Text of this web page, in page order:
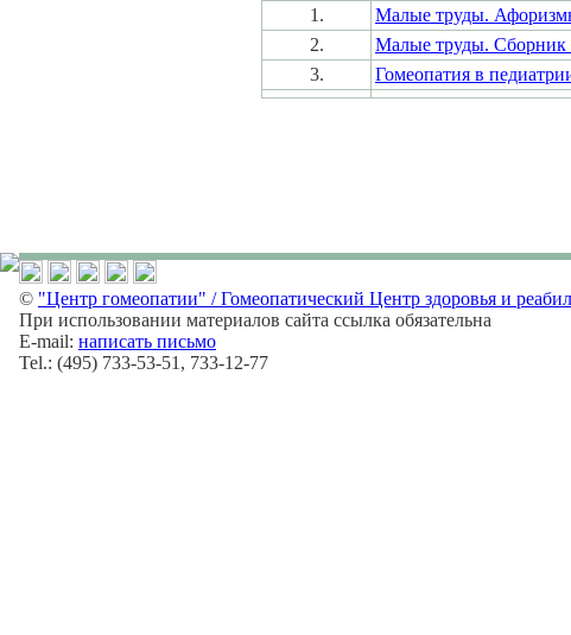
1.
Малые труды.
2.
Малые труды. Сборник
3.
Гомеопатия в
© "Центр гомеопатии" / Гомеопатический Центр здоровья и
При использовании материалов сайта ссылка обязательна
E-mail: написать письмо
Tel.: (495) 733-53-51, 733-12-77